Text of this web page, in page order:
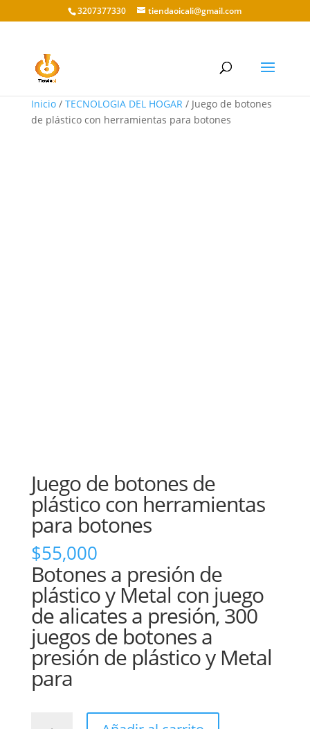
3207377330 tiendaoicali@gmail.com
Inicio/ TECNOLOGIA DEL HOGAR/ Juego de botones
de plástico con herramientas para botones
Juego de botones de
plástico con herramientas
para botones
$55,000
Botones a presión de
plástico y Metal con juego
de alicates a presión, 300
juegos de botones a
presión de plástico y Metal
para